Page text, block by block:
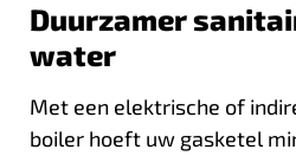
Duurzamer
water
Met een elektrische of
boiler hoeft uw gasketel